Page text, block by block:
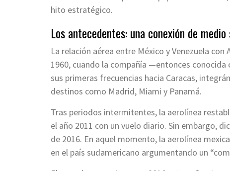
hito estratégico.
Los antecedentes: una conexión de
La relación aérea entre México y Venezuela
1960, cuando la compañía —entonces
sus primeras frecuencias hacia Caracas,
destinos como Madrid, Miami y Panamá.
Tras periodos intermitentes, la aerolínea
el año 2011 con un vuelo diario. Sin embargo,
de 2016. En aquel momento, la aerolínea
en el país sudamericano argumentando un